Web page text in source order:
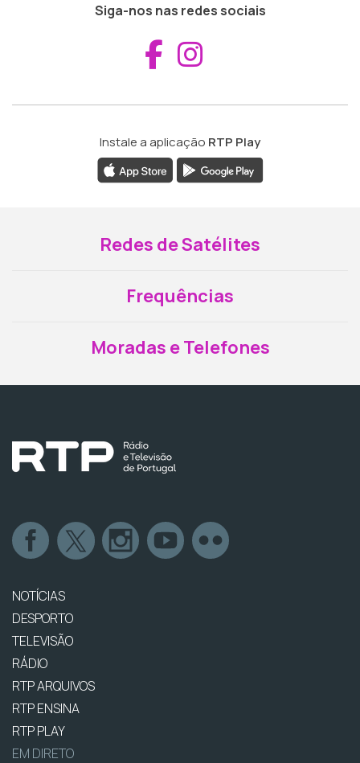
Siga-nos nas redes sociais
Aceder ao
Instale a aplicação RTP Play
Redes de Satélites
Frequências
Moradas e Telefones
NOTÍCIAS
DESPORTO
TELEVISÃO
RÁDIO
RTP ARQUIVOS
RTP ENSINA
RTP PLAY
EM DIRETO